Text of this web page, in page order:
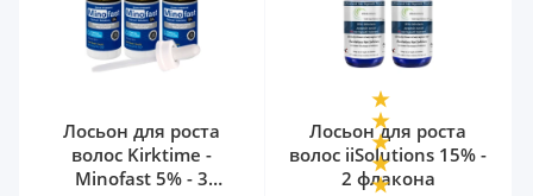
Лосьон для роста
волос Kirktime -
Minofast 5% - 3
Лосьон для роста
волос iiSolutions 15% -
2 флакона